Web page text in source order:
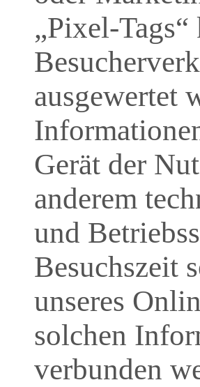
„Pixel-
ausgewertet
Gerät der
anderem
und
Besuchszeit
unseres
solchen
verbunden